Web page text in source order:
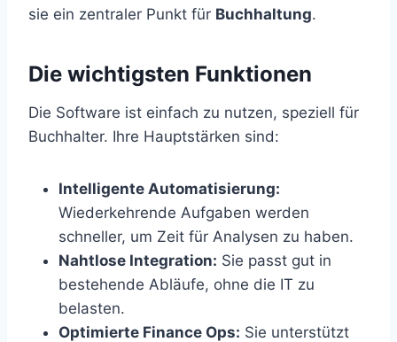
sie ein zentraler Punkt für Buchhaltung.
Die wichtigsten Funktionen
Die Software ist einfach zu nutzen, speziell für
Buchhalter. Ihre Hauptstärken sind:
Intelligente Automatisierung:
Wiederkehrende Aufgaben werden
schneller, um Zeit für Analysen zu haben.
Nahtlose Integration: Sie passt gut in
bestehende Abläufe, ohne die IT zu
belasten.
Optimierte Finance Ops: Sie unterstützt